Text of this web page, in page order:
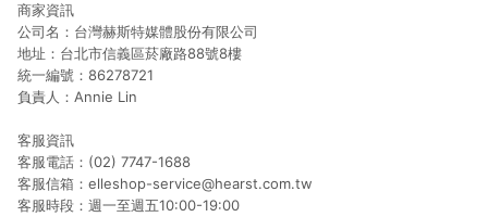
商家資訊
公司名：台灣赫斯特媒體股份有限公司
地址：台北市信義區菸廠路88號8樓
統一編號：86278721
負責人：Annie Lin
客服資訊
客服電話：(02) 7747-1688
客服信箱：elleshop-service@hearst.com.tw
客服時段：週一至週五10:00-19:00